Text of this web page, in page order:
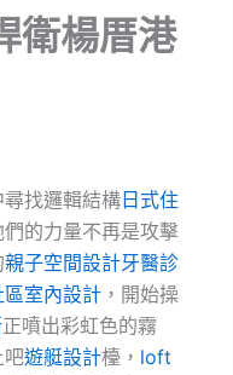
衛楊厝港
找邏輯結構日式住
們的力量不再是攻擊
親子空間設計牙醫診
區室內設計 ，開始操
正噴出彩虹色的霧
吧遊艇設計檯， loft